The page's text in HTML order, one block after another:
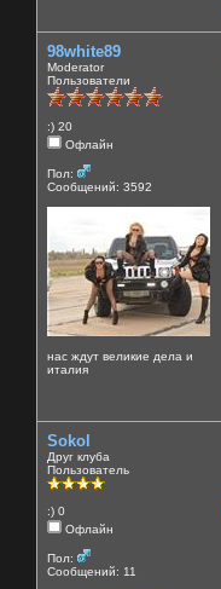
98white89
Moderator
Пользователи
:) 20
Офлайн
Пол:
Сообщений: 3592
нас ждут великие дела и
италия
Sokol
Друг клуба
Пользователь
:) 0
Офлайн
Пол:
Сообщений: 11